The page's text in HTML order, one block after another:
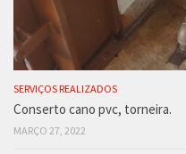
SERVIÇOS REALIZADOS
Conserto cano pvc, torneira.
MARÇO 27, 2022